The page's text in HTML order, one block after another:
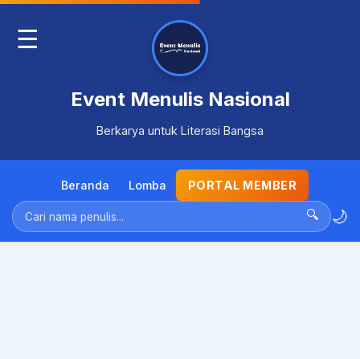
☰
Event Menulis Nasional
Berkarya untuk Literasi Bangsa
Beranda Lomba PORTAL MEMBER
🔍 🌙